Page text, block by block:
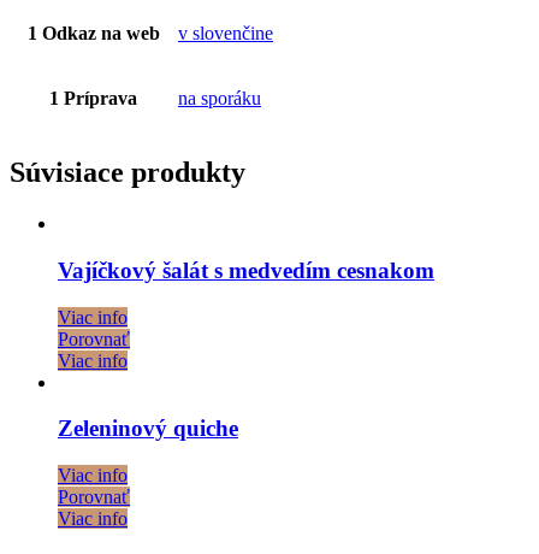
1 Odkaz na web v slovenčine
1 Príprava na sporáku
Súvisiace produkty
Vajíčkový šalát s medvedím cesnakom
Viac info
Porovnať
Viac info
Zeleninový quiche
Viac info
Porovnať
Viac info